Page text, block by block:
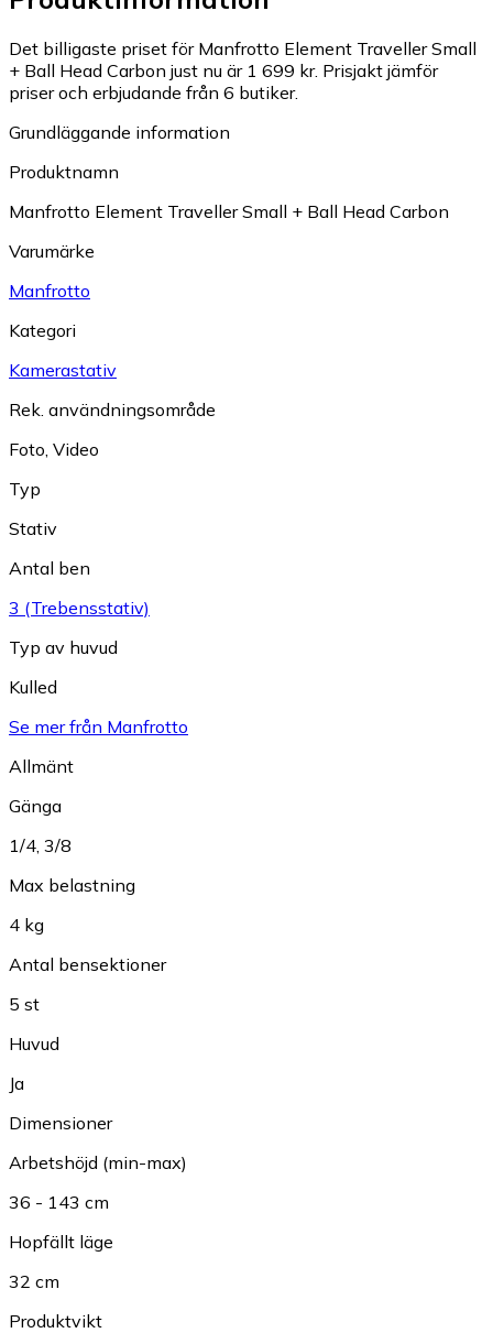
Det billigaste priset för Manfrotto Element Traveller Small
+ Ball Head Carbon just nu är 1 699 kr. Prisjakt jämför
priser och erbjudande från 6 butiker.
Grundläggande information
Produktnamn
Manfrotto Element Traveller Small + Ball Head Carbon
Varumärke
Manfrotto
Kategori
Kamerastativ
Rek. användningsområde
Foto Video
Typ
Stativ
Antal ben
3 (Trebensstativ)
Typ av huvud
Kulled
Se mer från Manfrotto
Allmänt
Gänga
1/4 3/8
Max belastning
4 kg
Antal bensektioner
5 st
Huvud
Ja
Dimensioner
Arbetshöjd (min-max)
36 - 143 cm
Hopfällt läge
32 cm
Produktvikt